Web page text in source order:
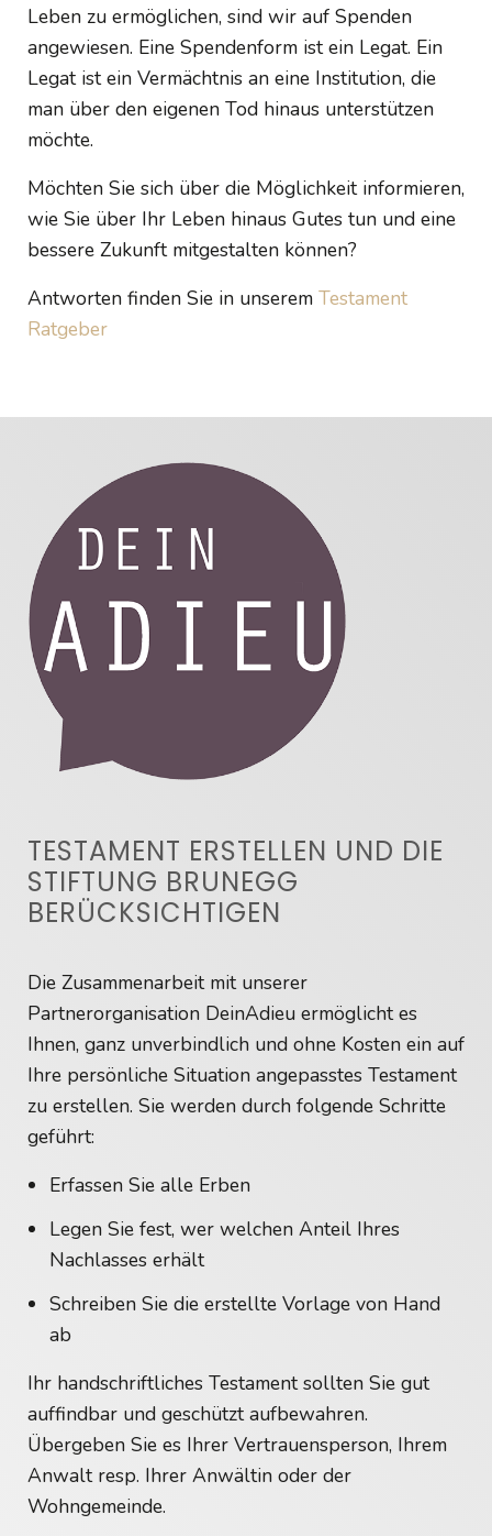
Leben zu ermöglichen, sind wir auf Spenden
angewiesen. Eine Spendenform ist ein Legat. Ein
Legat ist ein Vermächtnis an eine Institution, die
man über den eigenen Tod hinaus unterstützen
möchte.
Möchten Sie sich über die Möglichkeit informieren,
wie Sie über Ihr Leben hinaus Gutes tun und eine
bessere Zukunft mitgestalten können?
Antworten finden Sie in unserem Testament
Ratgeber
TESTAMENT ERSTELLEN UND DIE
STIFTUNG BRUNEGG
BERÜCKSICHTIGEN
Die Zusammenarbeit mit unserer
Partnerorganisation DeinAdieu ermöglicht es
Ihnen, ganz unverbindlich und ohne Kosten ein auf
Ihre persönliche Situation angepasstes Testament
zu erstellen. Sie werden durch folgende Schritte
geführt:
Erfassen Sie alle Erben
Legen Sie fest, wer welchen Anteil Ihres
Nachlasses erhält
Schreiben Sie die erstellte Vorlage von Hand
ab
Ihr handschriftliches Testament sollten Sie gut
auffindbar und geschützt aufbewahren.
Übergeben Sie es Ihrer Vertrauensperson, Ihrem
Anwalt resp. Ihrer Anwältin oder der
Wohngemeinde.